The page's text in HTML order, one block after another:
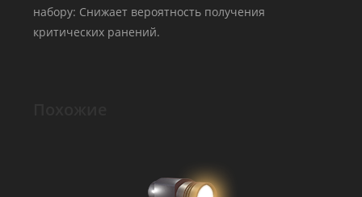
набору: Снижает вероятность получения
критических ранений.